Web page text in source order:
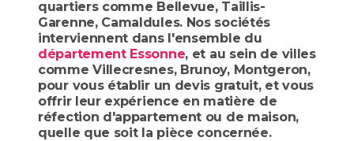
quartiers comme Bellevue, Taillis-
Garenne, Camaldules. Nos sociétés
interviennent dans l'ensemble du
département Essonne, et au sein de villes
comme Villecresnes, Brunoy, Montgeron,
pour vous établir un devis gratuit, et vous
offrir leur expérience en matière de
réfection d'appartement ou de maison,
quelle que soit la pièce concernée.